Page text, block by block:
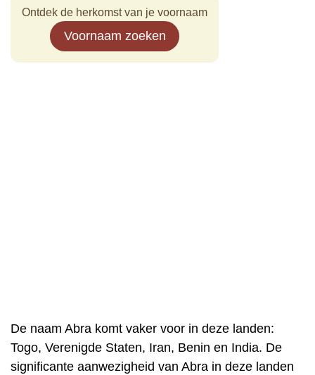
Ontdek de herkomst van je voornaam
Voornaam zoeken
De naam Abra komt vaker voor in deze landen:
Togo, Verenigde Staten, Iran, Benin en India. De
significante aanwezigheid van Abra in deze landen